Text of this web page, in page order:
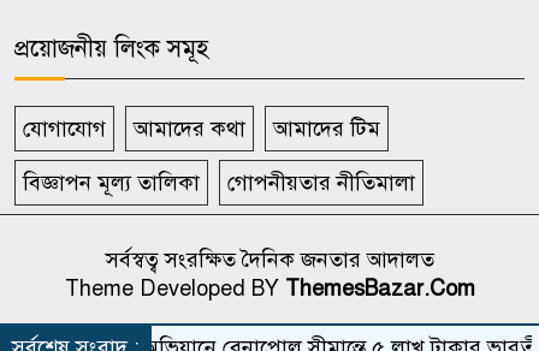
প্রয়োজনীয় লিংক সমূহ
যোগাযোগ আমাদের কথা আমাদের টিম
বিজ্ঞাপন মূল্য তালিকা গোপনীয়তার নীতিমালা
সর্বস্বত্ব সংরক্ষিত দৈনিক জনতার আদালত
Theme Developed BY ThemesBazar.Com